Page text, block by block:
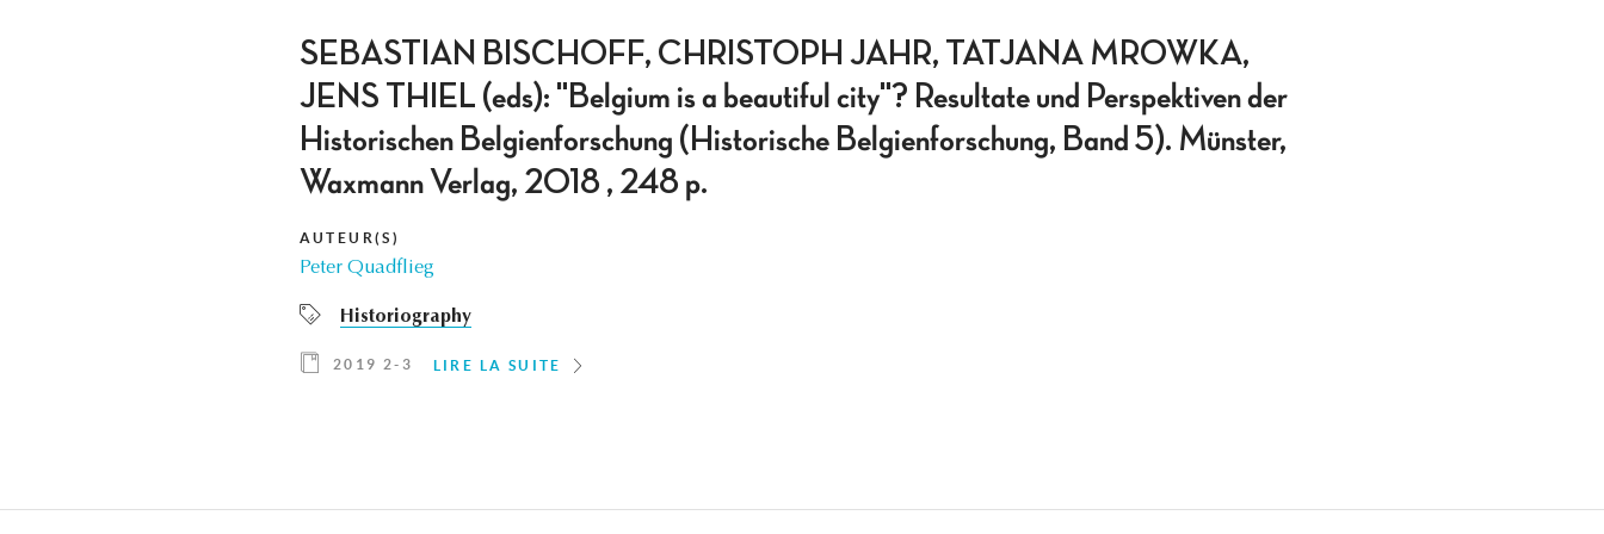
SEBASTIAN BISCHOFF, CHRISTOPH JAHR, TATJANA MROWKA,
JENS THIEL (eds): "Belgium is a beautiful city"? Resultate und Perspektiven der
Historischen Belgienforschung (Historische Belgienforschung, Band 5). Münster,
Waxmann Verlag, 2018 , 248 p.
AUTEUR(S)
Peter Quadflieg
Historiography
2019 2-3 LIRE LA SUITE